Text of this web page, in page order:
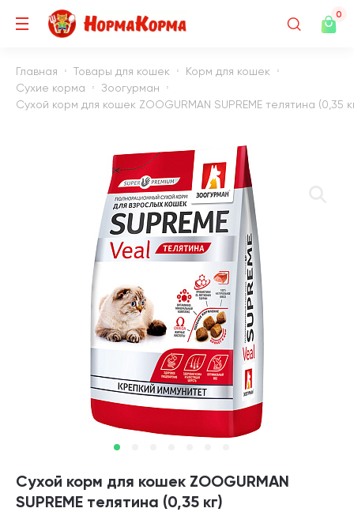
0
Главная Товары для кошек
Корм для кошек
Сухие корма
Зоогурман
Сухой корм для кошек ZOOGURMAN SUPREME телятина (0,35
Сухой корм для кошек ZOOGURMAN
SUPREME телятина (0,35 кг)